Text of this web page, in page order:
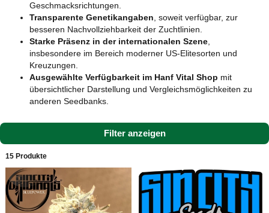
Geschmacksrichtungen.
Transparente Genetikangaben, soweit verfügbar, zur
besseren Nachvollziehbarkeit der Zuchtlinien.
Starke Präsenz in der internationalen Szene,
insbesondere im Bereich moderner US-Elitesorten und
Kreuzungen.
Ausgewählte Verfügbarkeit im Hanf Vital Shop mit
übersichtlicher Darstellung und Vergleichsmöglichkeiten zu
anderen Seedbanks.
Filter anzeigen
15 Produkte